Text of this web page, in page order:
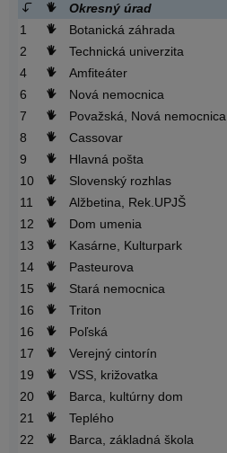
Okresný úrad
1
Botanická záhrada
2
Technická univerzita
4
Amfiteáter
6
Nová nemocnica
7
Považská, Nová nemocnica
8
Cassovar
9
Hlavná pošta
10
Slovenský rozhlas
11
Alžbetina, Rek.UPJŠ
12
Dom umenia
13
Kasárne, Kulturpark
14
Pasteurova
15
Stará nemocnica
16
Triton
16
Poľská
17
Verejný cintorín
19
VSS, križovatka
20
Barca, kultúrny dom
21
Teplého
22
Barca, základná škola